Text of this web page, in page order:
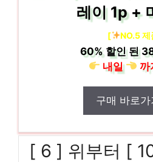
레이 1p +
[ NO.5 제
60% 할인 된
내일
까
구매 바로가
[ 6 ] 위부터 [